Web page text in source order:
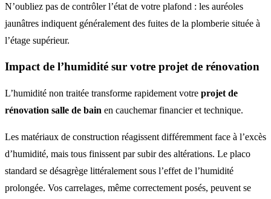
N’oubliez pas de contrôler l’état de votre plafond : les auréoles
jaunâtres indiquent généralement des fuites de la plomberie située à
l’étage supérieur.
Impact de l’humidité sur votre projet de rénovation
L’humidité non traitée transforme rapidement votre projet de
rénovation salle de bain en cauchemar financier et technique.
Les matériaux de construction réagissent différemment face à l’excès
d’humidité, mais tous finissent par subir des altérations. Le placo
standard se désagrège littéralement sous l’effet de l’humidité
prolongée. Vos carrelages, même correctement posés, peuvent se